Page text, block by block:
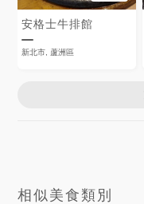
安格士牛排館
新北市, 蘆洲區
相似美食類別